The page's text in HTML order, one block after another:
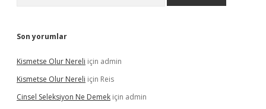
Son yorumlar
Kismetse Olur Nereli için admin
Kismetse Olur Nereli için Reis
Cinsel Seleksiyon Ne Demek için admin